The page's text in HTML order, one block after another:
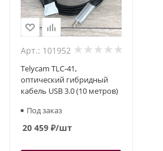
Арт.: 101952
Telycam TLC-41,
оптический гибридный
кабель USB 3.0 (10 метров)
Под заказ
20 459 ₽/шт